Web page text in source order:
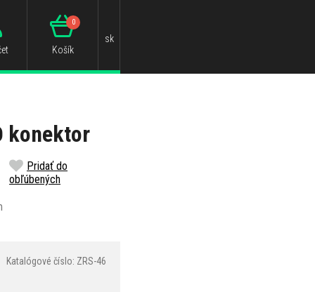
Košík
0
sk
konektor
Pridať do
obľúbených
Katalógové číslo: ZRS-46